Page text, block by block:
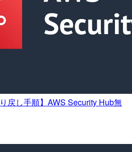
戻し手順】AWS Security Hub無